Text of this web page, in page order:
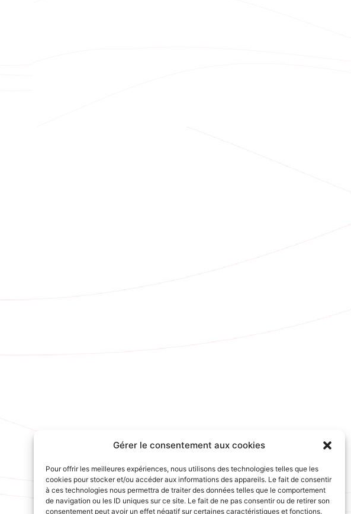
Gérer le consentement aux cookies
Pour offrir les meilleures expériences, nous utilisons des technologies telles que les
cookies pour stocker et/ou accéder aux informations des appareils. Le fait de consentir
à ces technologies nous permettra de traiter des données telles que le comportement
de navigation ou les ID uniques sur ce site. Le fait de ne pas consentir ou de retirer son
consentement peut avoir un effet négatif sur certaines caractéristiques et fonctions.